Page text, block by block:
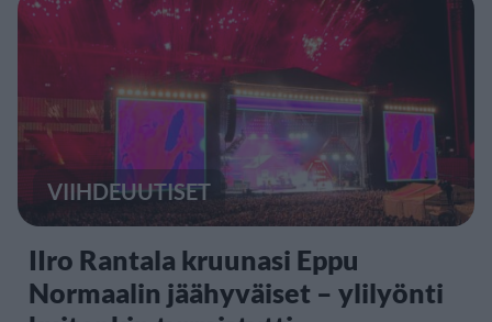
VIIHDEUUTISET
IIro Rantala kruunasi Eppu
Normaalin jäähyväiset – ylilyönti